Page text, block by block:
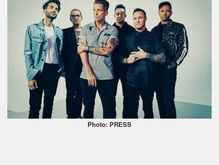
Photo: PRESS